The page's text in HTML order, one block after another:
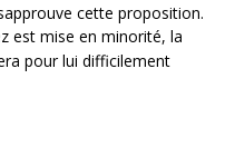
cette proposition.
est mise en minorité, la
pour lui difficilement